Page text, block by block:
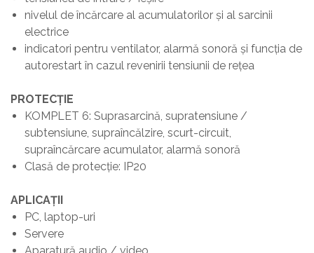
nivelul de încărcare al acumulatorilor și al sarcinii
electrice
indicatori pentru ventilator, alarmă sonoră și funcţia de
autorestart în cazul revenirii tensiunii de reţea
PROTECȚIE
KOMPLET 6: Suprasarcină, supratensiune /
subtensiune, supraîncălzire, scurt-circuit,
supraîncărcare acumulator, alarmă sonoră
Clasă de protecție: IP20
APLICAȚII
PC, laptop-uri
Servere